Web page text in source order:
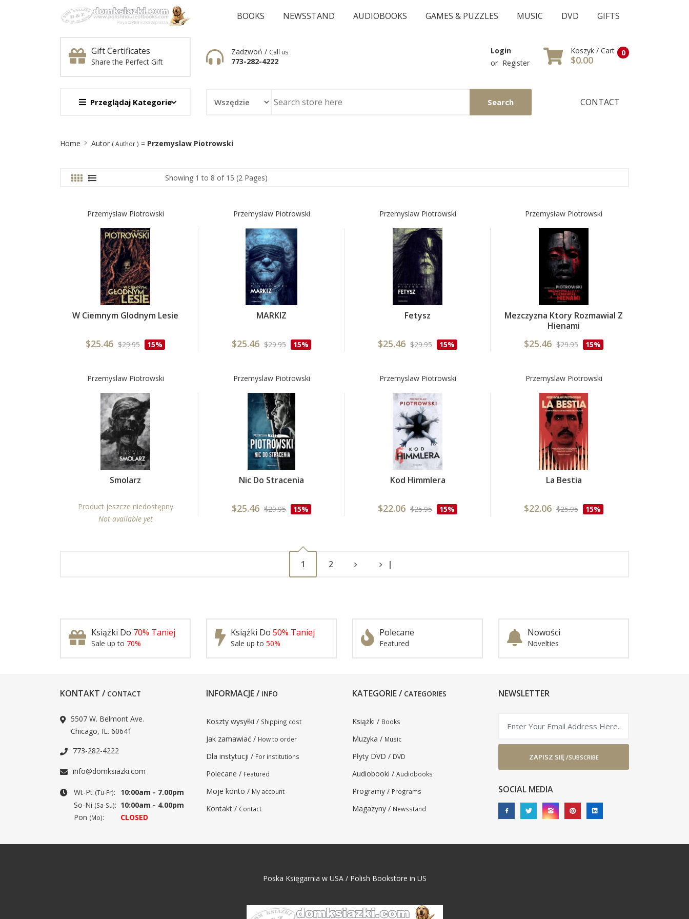
BOOKS NEWSSTAND AUDIOBOOKS GAMES & PUZZLES MUSIC DVD GIFTS
Gift Certificates
Share the Perfect Gift
Zadzwoń / Call us
773-282-4222
Login
or Register
0
Koszyk / Cart
$0.00
Przeglądaj Kategorie Search CONTACT
Home Autor ( Author ) = Przemyslaw Piotrowski
Showing 1 to 8 of 15 (2 Pages)
Przemyslaw Piotrowski
W Ciemnym Glodnym Lesie
$25.46 $29.95 15%
Przemyslaw Piotrowski
MARKIZ
$25.46 $29.95 15%
Przemyslaw Piotrowski
Fetysz
$25.46 $29.95 15%
Przemysław Piotrowski
Mezczyzna Ktory Rozmawial Z
Hienami
$25.46 $29.95 15%
Przemyslaw Piotrowski
Smolarz
Product jeszcze niedostępny
Not available yet
Przemyslaw Piotrowski
Nic Do Stracenia
$25.46 $29.95 15%
Przemyslaw Piotrowski
Kod Himmlera
$22.06 $25.95 15%
Przemyslaw Piotrowski
La Bestia
$22.06 $25.95 15%
1 2 |
Książki Do 70% Taniej
Sale up to 70%
Książki Do 50% Taniej
Sale up to 50%
Polecane
Featured
Nowości
Novelties
KONTAKT / CONTACT
5507 W. Belmont Ave.
Chicago, IL. 60641
773-282-4222
info@domksiazki.com
Wt-Pt (Tu-Fr):
10:00am - 7.00pm
So-Ni (Sa-Su): 10:00am - 4.00pm
Pon (Mo): CLOSED
INFORMACJE / INFO
Koszty wysyłki / Shipping cost
Jak zamawiać / How to order
Dla instytucji / For institutions
Polecane / Featured
Moje konto / My account
Kontakt / Contact
KATEGORIE / CATEGORIES
Książki / Books
Muzyka / Music
Płyty DVD / DVD
Audiobooki / Audiobooks
Programy / Programs
Magazyny / Newsstand
NEWSLETTER
ZAPISZ SIĘ /SUBSCRIBE
SOCIAL MEDIA
Poska Księgarnia w USA / Polish Bookstore in US